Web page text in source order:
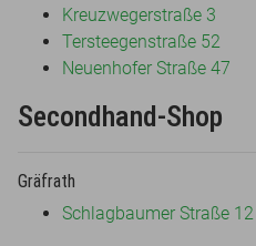
Kreuzwegerstraße 3
Tersteegenstraße 52
Neuenhofer Straße 47
Secondhand-Shop
Gräfrath
Schlagbaumer Straße 12